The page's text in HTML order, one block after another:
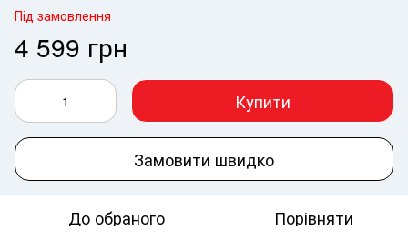
Під замовлення
4 599 грн
Купити
Замовити швидко
До обраного Порівняти